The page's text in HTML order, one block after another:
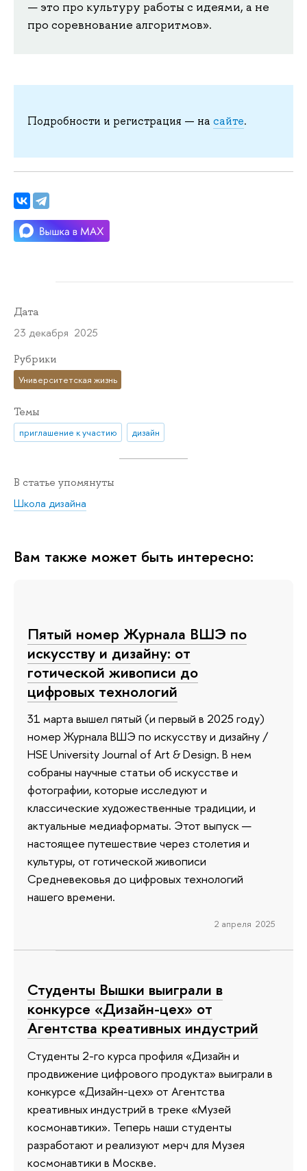
— это про культуру работы с идеями, а не
про соревнование алгоритмов».
Подробности и регистрация — на сайте.
Дата
23 декабря 2025
Рубрики
Университетская жизнь
Темы
приглашение к участию дизайн
В статье упомянуты
Школа дизайна
Вам также может быть интересно:
Пятый номер Журнала ВШЭ по
искусству и дизайну: от
готической живописи до
цифровых технологий
31 марта вышел пятый (и первый в 2025 году)
номер Журнала ВШЭ по искусству и дизайну /
HSE University Journal of Art & Design. В нем
собраны научные статьи об искусстве и
фотографии, которые исследуют и
классические художественные традиции, и
актуальные медиаформаты. Этот выпуск —
настоящее путешествие через столетия и
культуры, от готической живописи
Средневековья до цифровых технологий
нашего времени.
2 апреля 2025
Студенты Вышки выиграли в
конкурсе «Дизайн-цех» от
Агентства креативных индустрий
Студенты 2-го курса профиля «Дизайн и
продвижение цифрового продукта» выиграли в
конкурсе «Дизайн-цех» от Агентства
креативных индустрий в треке «Музей
космонавтики». Теперь наши студенты
разработают и реализуют мерч для Музея
космонавтики в Москве.